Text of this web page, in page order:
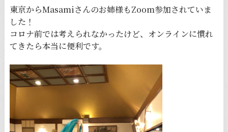
東京からMasamiさんのお姉様もZoom参加されていま
した！
コロナ前では考えられなかったけど、オンラインに慣れ
てきたら本当に便利です。